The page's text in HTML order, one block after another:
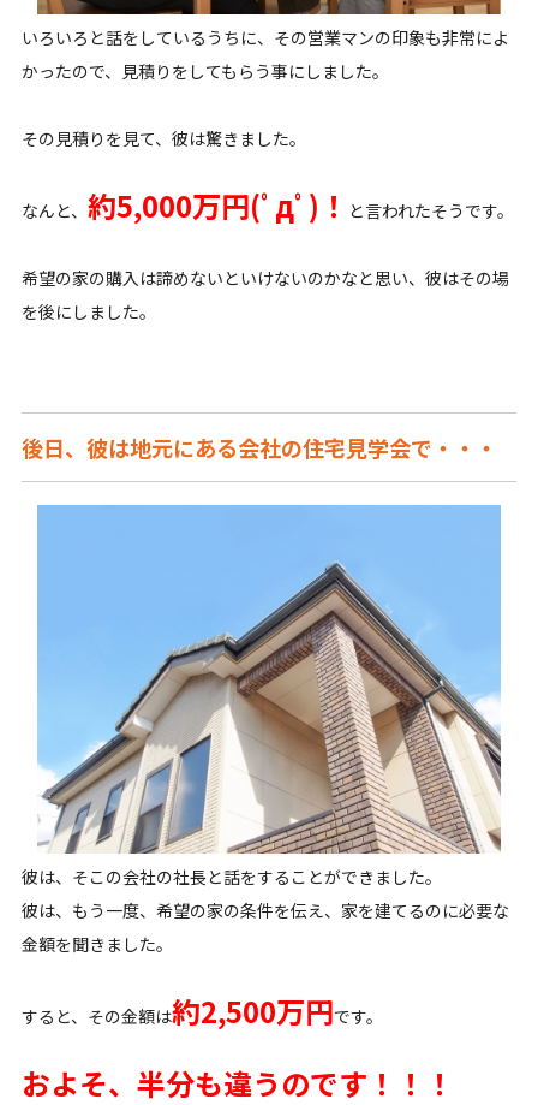
いろいろと話をしているうちに、その営業マンの印象も非常によ
かったので、見積りをしてもらう事にしました。
その見積りを見て、彼は驚きました。
なんと、 約5,000万円(ﾟдﾟ)！ と言われたそうです。
希望の家の購入は諦めないといけないのかなと思い、彼はその場
を後にしました。
後日、彼は地元にある会社の住宅見学会で・・・
彼は、そこの会社の社長と話をすることができました。
彼は、もう一度、希望の家の条件を伝え、家を建てるのに必要な
金額を聞きました。
すると、その金額は約2,500万円です。
およそ、半分も違うのです！！！